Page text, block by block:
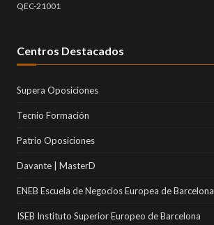
QEC-21001
Centros Destacados
Supera Oposiciones
Tecnio Formación
Patrio Oposiciones
Davante | MasterD
ENEB Escuela de Negocios Europea de Barcelona
ISEB Instituto Superior Europeo de Barcelona